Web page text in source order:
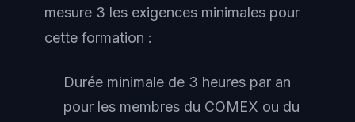
mesure 3 les exigences minimales pour
cette formation :
Durée minimale de 3 heures par an
pour les membres du COMEX ou du